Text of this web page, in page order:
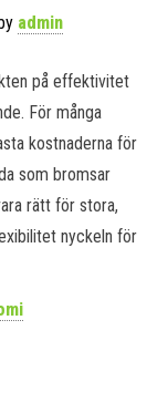
admin
på effektivitet
För många
kostnaderna för
som bromsar
rätt för stora,
nyckeln för